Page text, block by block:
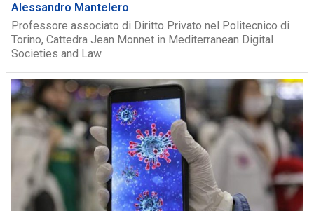
Alessandro Mantelero
Professore associato di Diritto Privato nel Politecnico di
Torino, Cattedra Jean Monnet in Mediterranean Digital
Societies and Law